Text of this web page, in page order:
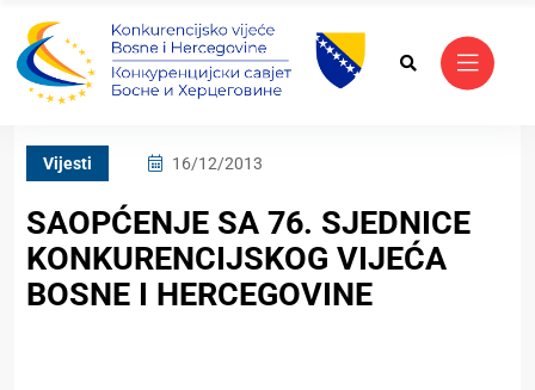
Vijesti 16/12/2013
SAOPĆENJE SA 76. SJEDNICE
KONKURENCIJSKOG VIJEĆA
BOSNE I HERCEGOVINE